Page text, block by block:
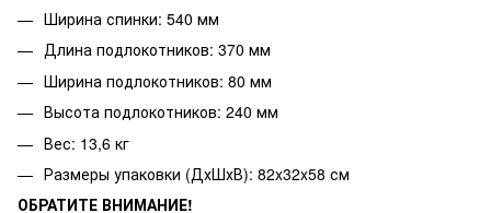
Ширина спинки: 540 мм
Длина подлокотников: 370 мм
Ширина подлокотников: 80 мм
Высота подлокотников: 240 мм
Вес: 13,6 кг
Размеры упаковки (ДхШхВ): 82x32x58 см
ОБРАТИТЕ ВНИМАНИЕ!